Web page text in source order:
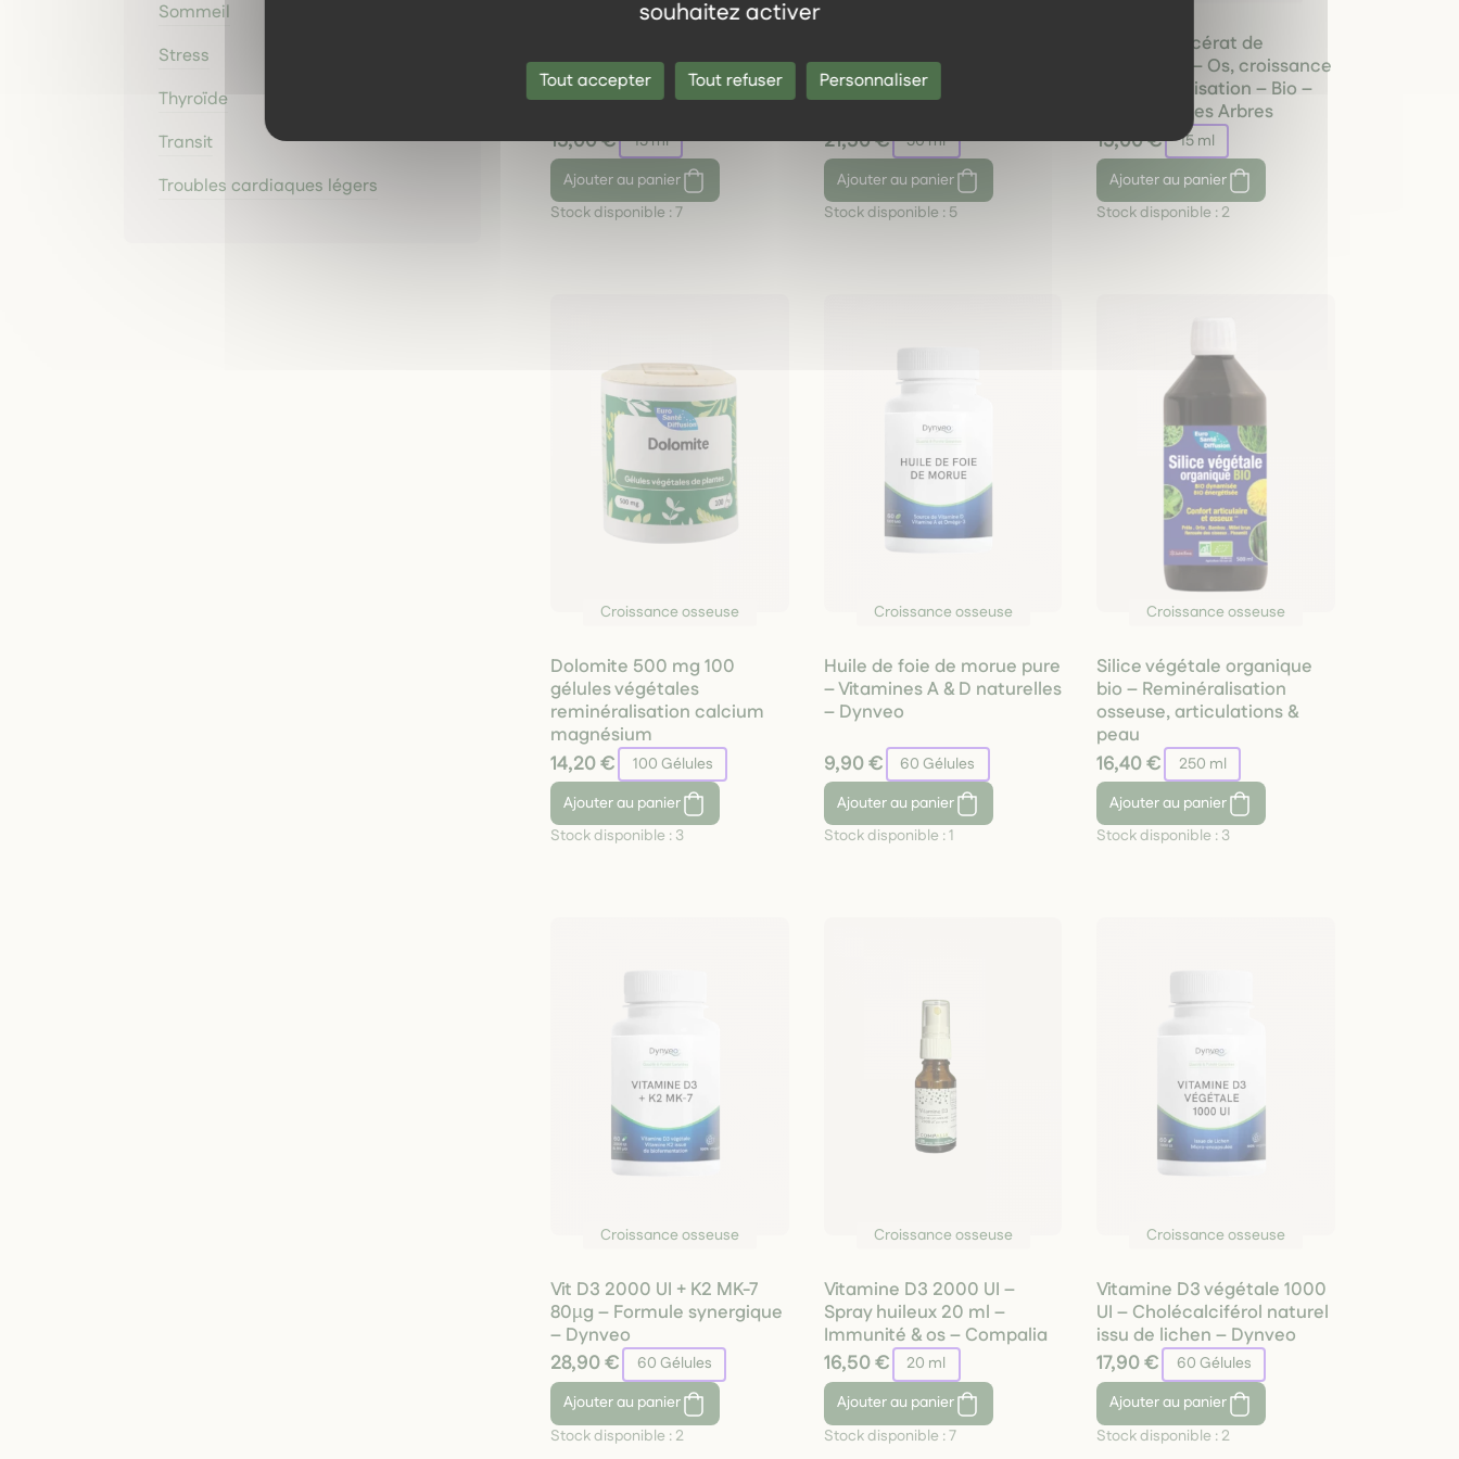
souhaitez activer
Tout accepter Tout refuser Personnaliser
bourgeons – Os, poumons &
tissus – Bio – Le Peuple des
15,00 €
15 ml
Ajouter
au panier
Stock disponible :7
Gemmothérapie 1D Bio –
Os, croissance &
21,50 €
50 ml
Ajouter
au panier
Stock disponible : 5
Sapin – Macérat de
bourgeons – Os, croissance
& reminéralisation – Bio –
Le Peuple des Arbres
15,00 €
15 ml
Ajouter
au panier
Stock disponible : 2
Croissance osseuse
Dolomite 500 mg 100
gélules végétales
reminéralisation calcium
magnésium
14,20 €
100 Gélules
Ajouter
au panier
Stock disponible : 3
Croissance osseuse
Huile de foie de morue pure
– Vitamines A & D naturelles
– Dynveo
9,90 €
60 Gélules
Ajouter
au panier
Stock disponible :1
Croissance osseuse
Silice végétale organique
bio – Reminéralisation
osseuse, articulations &
peau
16,40 €
250 ml
Ajouter
au panier
Stock disponible : 3
Croissance osseuse
Vit D3 2000 UI + K2 MK-7
80µg – Formule synergique
– Dynveo
28,90 €
60 Gélules
Ajouter
au panier
Stock disponible : 2
Croissance osseuse
Vitamine D3 2000 UI –
Spray huileux 20 ml –
Immunité & os – Compalia
16,50 €
20 ml
Ajouter
au panier
Stock disponible :7
Croissance osseuse
Vitamine D3 végétale 1000
UI – Cholécalciférol naturel
issu de lichen – Dynveo
17,90 €
60 Gélules
Ajouter
au panier
Stock disponible : 2
Sommeil
Stress
Thyroïde
Transit
Troubles cardiaques légers